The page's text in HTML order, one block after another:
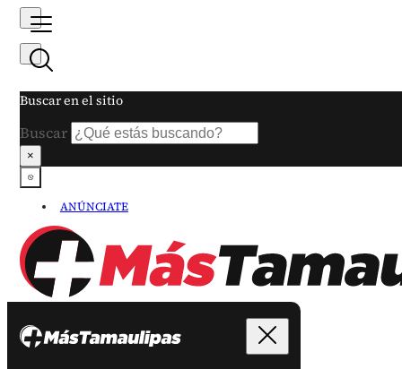
Buscar en el sitio
Buscar
×
ANÚNCIATE